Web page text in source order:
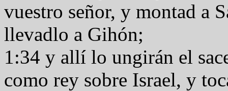
vuestro señor, y montad a
llevadlo a Gihón;
1:34 y allí lo ungirán el
como rey sobre Israel, y